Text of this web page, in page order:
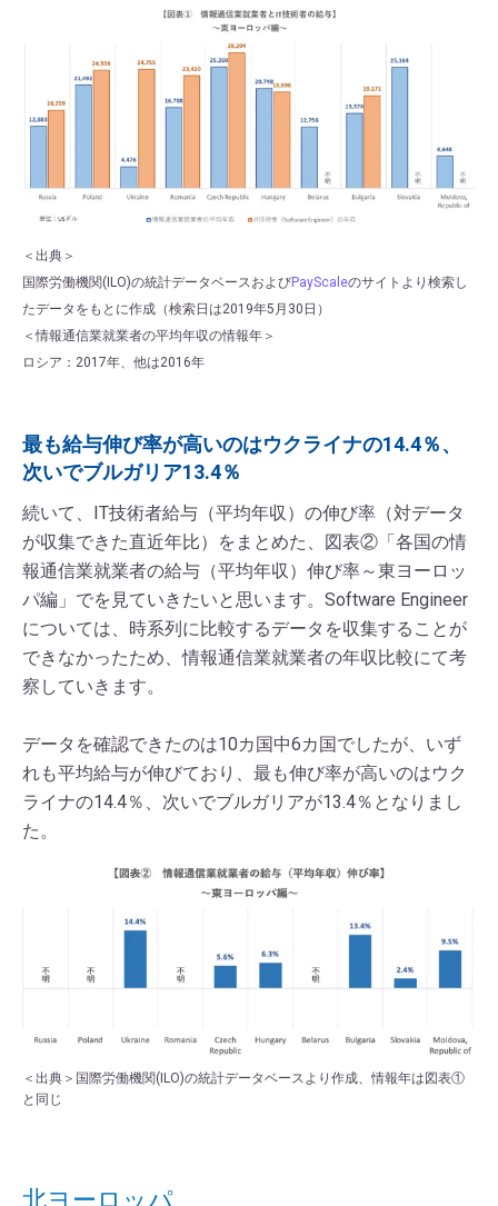
＜出典＞
国際労働機関(ILO)の統計データベースおよびPayScaleのサイトより検索し
たデータをもとに作成（検索日は2019年5月30日）
＜情報通信業就業者の平均年収の情報年＞
ロシア：2017年、他は2016年
最も給与伸び率が高いのはウクライナの14.4％、
次いでブルガリア13.4％
続いて、IT技術者給与（平均年収）の伸び率（対データ
が収集できた直近年比）をまとめた、図表②「各国の情
報通信業就業者の給与（平均年収）伸び率～東ヨーロッ
パ編」でを見ていきたいと思います。Software Engineer
については、時系列に比較するデータを収集することが
できなかったため、情報通信業就業者の年収比較にて考
察していきます。
データを確認できたのは10カ国中6カ国でしたが、いず
れも平均給与が伸びており、最も伸び率が高いのはウク
ライナの14.4％、次いでブルガリアが13.4％となりまし
た。
＜出典＞国際労働機関(ILO)の統計データベースより作成、情報年は図表①
と同じ
北ヨーロッパ